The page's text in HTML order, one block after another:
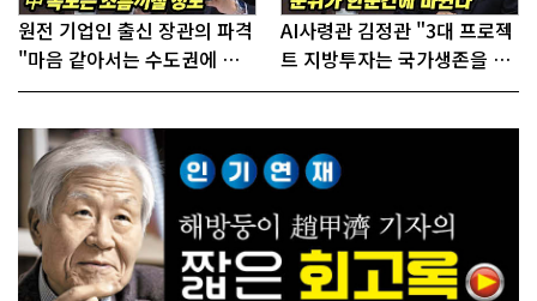
원전 기업인 출신 장관의 파격
"마음 같아서는 수도권에 원
전 짓고싶다"
AI사령관 김정관 "3대 프로젝
트 지방투자는 국가생존을 건
대전략"